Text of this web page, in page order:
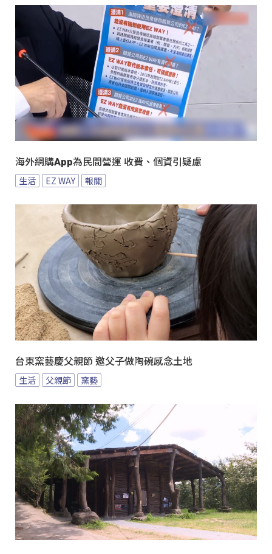
海外網購App為民間營運 收費、個資引疑慮
生活 EZ WAY 報關
台東窯藝慶父親節 邀父子做陶碗感念土地
生活 父親節 窯藝